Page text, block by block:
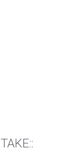
TAKE::